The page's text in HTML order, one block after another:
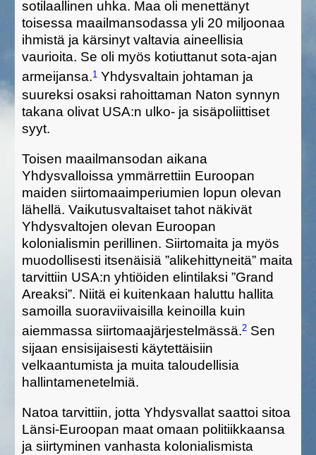
sotilaallinen uhka. Maa oli menettänyt
toisessamaailmansodassa yli 20 miljoonaa
ihmistä ja kärsinytvaltavia aineellisia
vaurioita. Se oli myös kotiuttanutsota-ajan
armeijansa.1 Yhdysvaltain johtaman ja
suureksi osaksi rahoittaman Naton synnyn
takana olivat USA:n ulko- ja sisäpoliittiset
syyt.
Toisen maailmansodan aikana
Yhdysvalloissa ymmärrettiin Euroopan
maiden siirtomaaimperiumien lopun olevan
lähellä. Vaikutusvaltaisettahot näkivät
Yhdysvaltojen olevan Euroopan
kolonialismin perillinen. Siirtomaita ja myös
muodollisesti itsenäisiä ”alikehittyneitä” maita
tarvittiin USA:n yhtiöiden elintilaksi ”Grand
Areaksi”. Niitä ei kuitenkaan haluttu hallita
samoilla suoraviivaisilla keinoilla kuin
aiemmassa siirtomaajärjestelmässä.2 Sen
sijaan ensisijaisesti käytettäisiin
velkaantumista ja muita taloudellisia
hallintamenetelmiä.
Natoa tarvittiin, jotta Yhdysvallat saattoi sitoa
Länsi-Euroopan maat omaan politiikkaansa
ja siirtyminen vanhasta kolonialismista